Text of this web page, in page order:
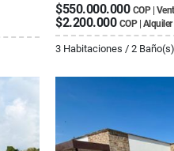
$550.000.000 COP |
$2.200.000 COP | Alquiler
3 Habitaciones / 2